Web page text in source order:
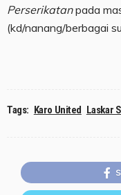
Perserikatanpada
(kd/nanang/berbagai
Tags: Karo United Laskar